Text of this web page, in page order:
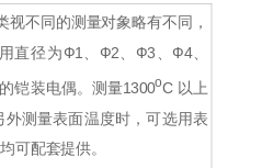
不同的测量对象略有不同，
直径为Ф1、Ф2、Ф3、Ф4、
铠装电偶。测量1300oC 以上
测量表面温度时，可选用表
可配套提供。